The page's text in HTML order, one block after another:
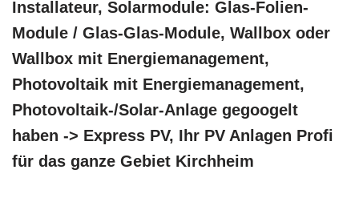
Installateur, Solarmodule: Glas-Folien-
Module / Glas-Glas-Module, Wallbox oder
Wallbox mit Energiemanagement,
Photovoltaik mit Energiemanagement,
Photovoltaik-/Solar-Anlage gegoogelt
haben -> Express PV, Ihr PV Anlagen Profi
für das ganze Gebiet Kirchheim